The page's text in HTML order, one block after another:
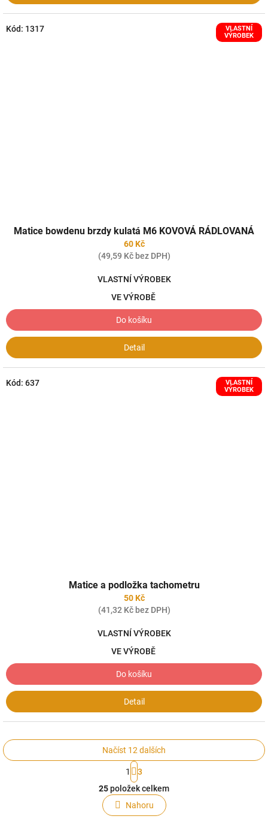
VLASTNÍ
VÝROBEK
Matice bowdenu brzdy kulatá M6 KOVOVÁ RÁDLOVANÁ
60 Kč
(49,59 Kč bez DPH)
VLASTNÍ VÝROBEK
VE VÝROBĚ
Do košíku
Detail
Kód: 1317
VLASTNÍ
VÝROBEK
Matice a podložka tachometru
50 Kč
(41,32 Kč bez DPH)
VLASTNÍ VÝROBEK
VE VÝROBĚ
Do košíku
Detail
Kód: 637
O
v
l
Načíst 12 dalších
S
t
r
á
n
k
1
3
25položek celkem
Nahoru